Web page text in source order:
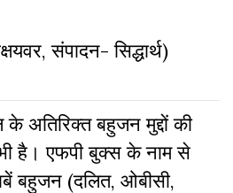
संपादन- सिद्धार्थ)
के अतिरिक्‍त बहुजन मुद्दों की
है। एफपी बुक्‍स के नाम से
बहुजन (दलित, ओबीसी,